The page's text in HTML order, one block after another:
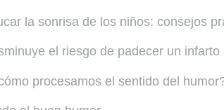
la sonrisa de los niños: consejos
el riesgo de padecer un infarto
procesamos el sentido del